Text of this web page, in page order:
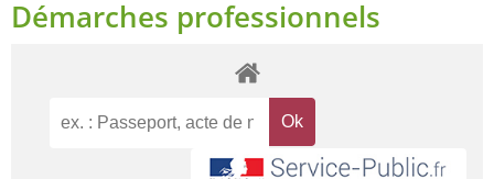
Démarches professionnels